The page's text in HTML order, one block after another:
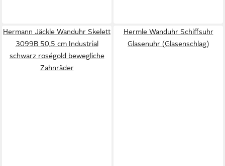
Hermann Jäckle Wanduhr Skelett
3099B 50,5 cm Industrial
schwarz roségold bewegliche
Zahnräder
Hermle Wanduhr Schiffsuhr
Glasenuhr (Glasenschlag)